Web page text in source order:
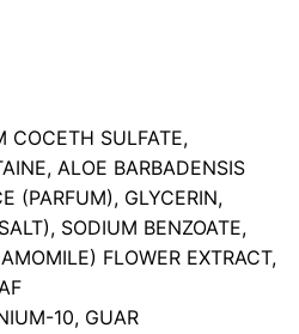
COCETH SULFATE,
ALOE BARBADENSIS
(PARFUM), GLYCERIN,
SODIUM BENZOATE,
FLOWER EXTRACT,
10, GUAR